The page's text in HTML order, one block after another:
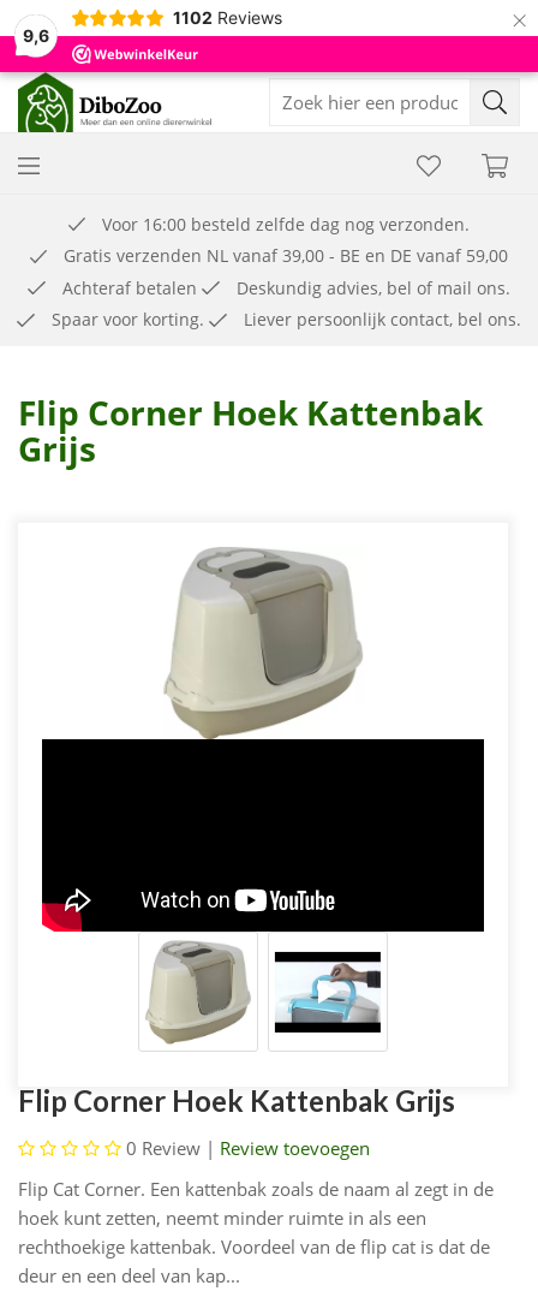
9,6
1102 Reviews ×
Voor 16:00 besteld zelfde dag nog verzonden.
Gratis verzenden NL vanaf 39,00 - BE en DE vanaf 59,00
Achteraf betalen
Deskundig advies, bel of mail ons.
Spaar voor korting.
Liever persoonlijk contact, bel ons.
Flip Corner Hoek Kattenbak
Grijs
Flip Corner Hoek Kattenbak Grijs
0 Review | Review toevoegen
Flip Cat Corner. Een kattenbak zoals de naam al zegt in de
hoek kunt zetten, neemt minder ruimte in als een
rechthoekige kattenbak. Voordeel van de flip cat is dat de
deur en een deel van kap...